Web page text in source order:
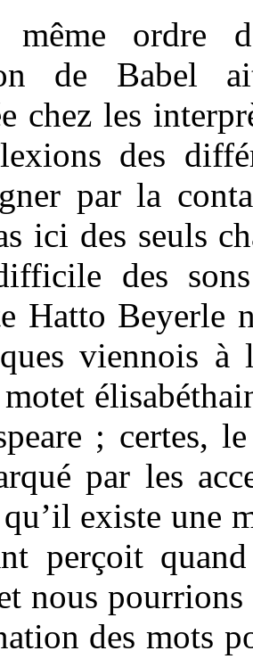
même ordre
de Babel
chez les
des
par la
ici des seuls
des
Hatto Beyerle
viennois
; certes,
par les
existe une
perçoit
nous
des mots